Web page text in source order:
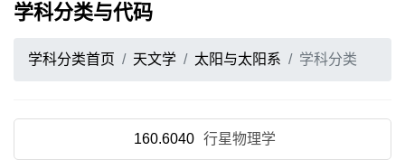
学科分类与代码
学科分类首页 天文学 太阳与太阳系 学科分类
160.6040 行星物理学